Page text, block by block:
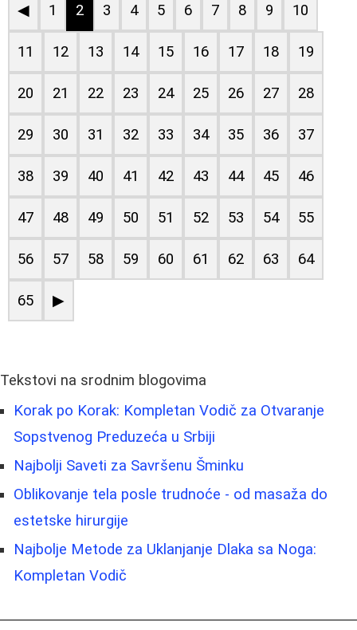
◀ 1 2 3 4 5 6 7 8 9 10
11 12 13 14 15 16 17 18 19
20 21 22 23 24 25 26 27 28
29 30 31 32 33 34 35 36 37
38 39 40 41 42 43 44 45 46
47 48 49 50 51 52 53 54 55
56 57 58 59 60 61 62 63 64
65 ▶
Tekstovi na srodnim blogovima
Korak po Korak: Kompletan Vodič za Otvaranje
Sopstvenog Preduzeća u Srbiji
Najbolji Saveti za Savršenu Šminku
Oblikovanje tela posle trudnoće - od masaža do
estetske hirurgije
Najbolje Metode za Uklanjanje Dlaka sa Noga:
Kompletan Vodič